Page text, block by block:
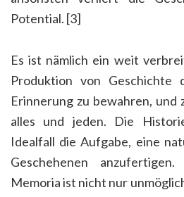
Potential. [3]
Es ist nämlich ein weit
Produktion von Geschichte
Erinnerung zu bewahren, und
alles und jeden. Die
Idealfall die Aufgabe, eine
Geschehenen
Memoria ist nicht nur